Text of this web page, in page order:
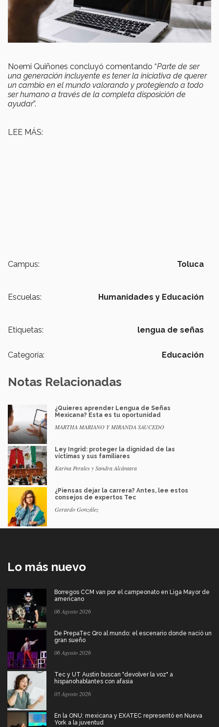
Noemi Quiñones concluyó comentando “Parte de ser
una generación incluyente es tener la iniciativa de querer
un cambio en el mundo valorando y protegiendo a todo
ser humano a través de la completa disposición de
ayudar”.
LEE MÁS:
Campus: Toluca
Escuelas: Humanidades y Educación
Etiquetas: lengua de señas
Categoría: Educación
Notas Relacionadas
¿Quieres aprender Lengua de Señas
Mexicana? Esta es tu oportunidad
MARTHA MARIANO Y MIRANDA SAUCEDO
Ley Ingrid: proteger la dignidad de las
víctimas y sus familiares
Karina Perales y Sandra Alcántara
¿Piensas dejar la carrera? Antes, lee estos
consejos de expertos Tec
Gerardo González
Lo más nuevo
Borregos CCM van por el campeonato en Liga Mayor de
americano
06 Agosto 2026
De PrepaTec Qro al mundo: el escenario donde nació un
gran sueño
06 Agosto 2026
Tec y UT Austin buscan "devolver la voz" a
hispanohablantes con afasia
05 Agosto 2026
En la ONU: mexicana y EXATEC representó en Nueva
York a la juventud